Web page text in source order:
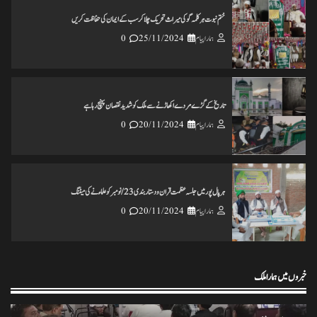
ختم نبوت ہر کلمہ گو کی میراث تحریک چلاکرسب کے ایمان کی حفاظت کریں
ہمارا پیام
25/11/2024
0
تاریخ کے گڑے مردے اکھاڑنے سے ملک کو شدید نقصان پہنچ رہاہے
ہمارا پیام
20/11/2024
0
ہرپال پور میں جلسہ عظمت قران و دستاربندی 23/نومبر کو علماء نے کی میٹنگ
ہمارا پیام
20/11/2024
0
ہمارا پیام
18/11/2024
0
خبروں میں ہمارا ملک